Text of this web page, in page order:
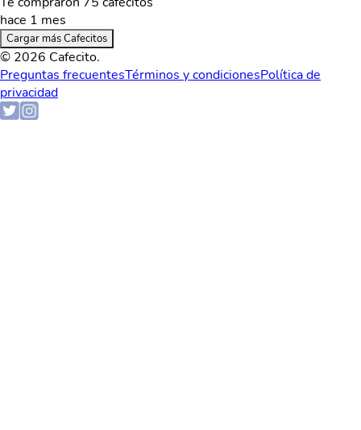
hace 1 mes
Cargar más Cafecitos
© 2026 Cafecito.
Preguntas frecuentesTérminos y condicionesPolítica de
privacidad